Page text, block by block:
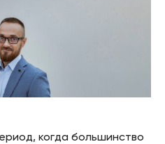
когда большинство